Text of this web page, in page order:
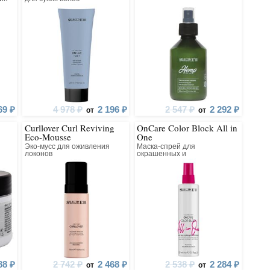
₽ 4 978 ₽ от 2 196 ₽ 2 547 ₽ от 2 292 ₽
₽
Curllover Curl Reviving
Eco-Mousse
Эко-мусс для оживления
локонов
2 742 ₽ от 2 468 ₽
OnCare Color Block All in
One
Маска-спрей для
окрашенных и
обесцвеченных волос
2 538 ₽ от 2 284 ₽